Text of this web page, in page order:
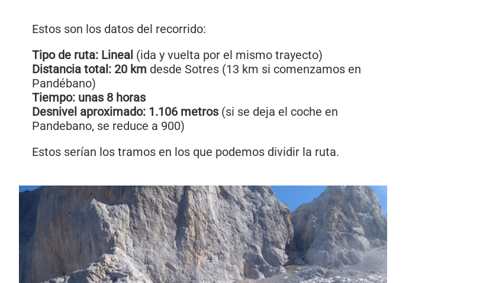
Estos son los datos del recorrido:
Tipo de ruta: Lineal (ida y vuelta por el mismo trayecto)
Distancia total: 20 km desde Sotres (13 km si comenzamos en
Pandébano)
Tiempo: unas 8 horas
Desnivel aproximado: 1.106 metros(si se deja el coche en
Pandebano, se reduce a 900)
Estos serían los tramos en los que podemos dividir la ruta.